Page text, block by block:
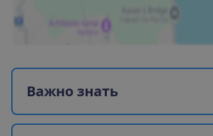
Важно знать